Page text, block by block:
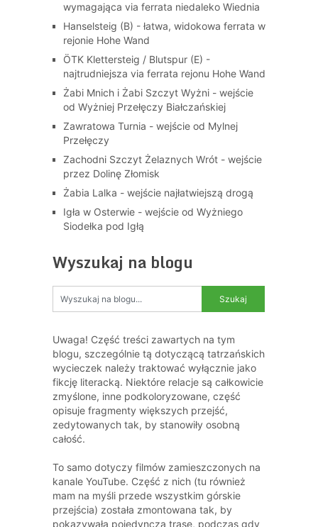
wymagająca via ferrata niedaleko Wiednia
Hanselsteig (B) - łatwa, widokowa ferrata w
rejonie Hohe Wand
ÖTK Klettersteig / Blutspur (E) -
najtrudniejsza via ferrata rejonu Hohe Wand
Żabi Mnich i Żabi Szczyt Wyżni - wejście
od Wyżniej Przełęczy Białczańskiej
Zawratowa Turnia - wejście od Mylnej
Przełęczy
Zachodni Szczyt Żelaznych Wrót - wejście
przez Dolinę Złomisk
Żabia Lalka - wejście najłatwiejszą drogą
Igła w Osterwie - wejście od Wyżniego
Siodełka pod Igłą
Wyszukaj na blogu
Uwaga! Część treści zawartych na tym
blogu, szczególnie tą dotyczącą tatrzańskich
wycieczek należy traktować wyłącznie jako
fikcję literacką. Niektóre relacje są całkowicie
zmyślone, inne podkoloryzowane, część
opisuje fragmenty większych przejść,
zedytowanych tak, by stanowiły osobną
całość.
To samo dotyczy filmów zamieszczonych na
kanale YouTube. Część z nich (tu również
mam na myśli przede wszystkim górskie
przejścia) została zmontowana tak, by
pokazywała pojedynczą trasę, podczas gdy